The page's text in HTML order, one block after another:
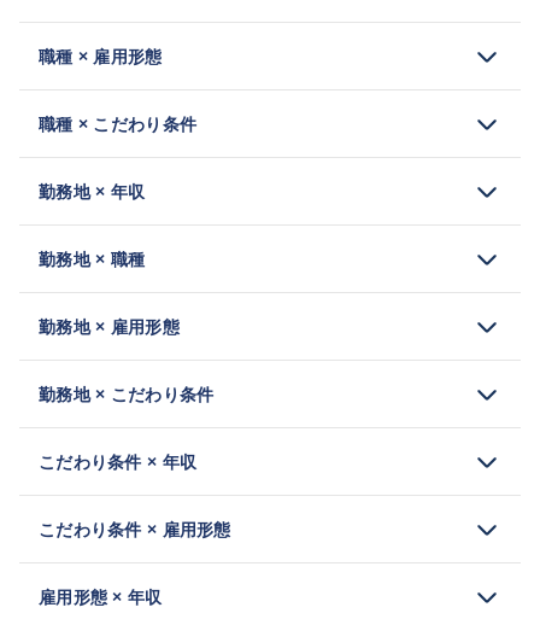
職種 × 雇用形態
職種 × こだわり条件
勤務地 × 年収
勤務地 × 職種
勤務地 × 雇用形態
勤務地 × こだわり条件
こだわり条件 × 年収
こだわり条件 × 雇用形態
雇用形態 × 年収